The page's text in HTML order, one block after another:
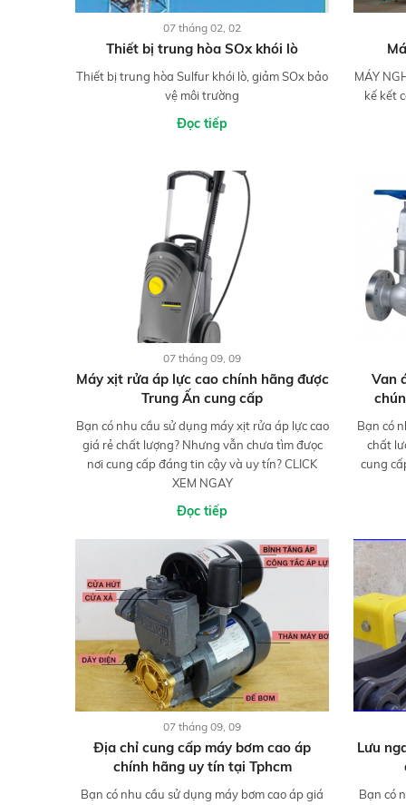
07 tháng 02, 02
Thiết bị trung hòa SOx khói lò
Thiết bị trung hòa Sulfur khói lò, giảm SOx bảo
vệ môi trường
Đọc tiếp
MÁY
kế kết
07 tháng 09, 09
Máy xịt rửa áp lực cao chính hãng được
Trung Ấn cung cấp
Bạn có nhu cầu sử dụng máy xịt rửa áp lực cao
giá rẻ chất lượng? Nhưng vẫn chưa tìm đưọc
nơi cung cấp đáng tin cậy và uy tín? CLICK
XEM NGAY
Đọc tiếp
Van
Bạn có
chất
cung
07 tháng 09, 09
Địa chỉ cung cấp máy bơm cao áp
chính hãng uy tín tại Tphcm
Bạn có nhu cầu sử dụng máy bơm cao áp giá
Lưu
Bạn có